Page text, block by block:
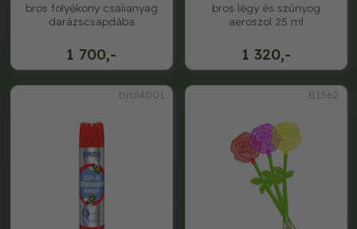
1 700,-
bros folyékony csalianyag
darázscsapdába
1 320,-
bros légy és szúnyog
aeroszol 25 ml
brol4001 B1562